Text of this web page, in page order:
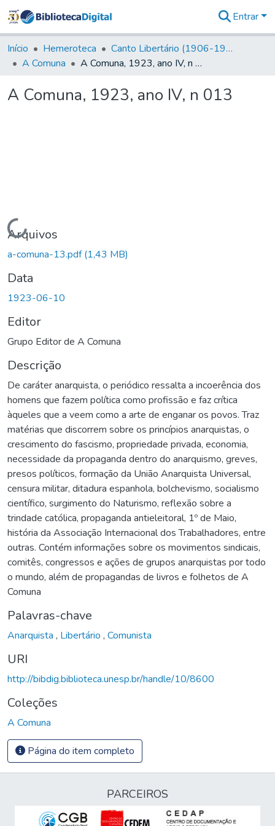
&
Coleções
Tudo na
Digital
Entrar
Início Hemeroteca
Canto Libertário (1906-1995)
A Comuna
A Comuna, 1923, ano IV, n 013
A Comuna, 1923, ano IV, n 013
Carregando...
Arquivos
a-comuna-13.pdf(1,43 MB)
Data
1923-06-10
Editor
Grupo Editor de A Comuna
Descrição
De caráter anarquista, o periódico ressalta a incoerência dos
homens que fazem política como profissão e faz crítica
àqueles que a veem como a arte de enganar os povos. Traz
matérias que discorrem sobre os princípios anarquistas, o
crescimento do fascismo, propriedade privada, economia,
necessidade da propaganda dentro do anarquismo, greves,
presos políticos, formação da União Anarquista Universal,
censura militar, ditadura espanhola, bolchevismo, socialismo
científico, surgimento do Naturismo, reflexão sobre a
trindade católica, propaganda antieleitoral, 1º de Maio,
história da Associação Internacional dos Trabalhadores, entre
outras. Contém informações sobre os movimentos sindicais,
comitês, congressos e ações de grupos anarquistas por todo
o mundo, além de propagandas de livros e folhetos de A
Comuna
Palavras-chave
Anarquista , Libertário , Comunista
URI
http://bibdig.biblioteca.unesp.br/handle/10/8600
Coleções
A Comuna
Página do item completo
PARCEIROS